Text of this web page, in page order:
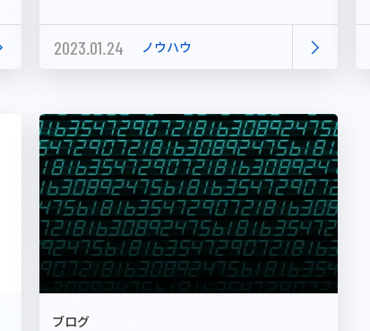
2023.01.24 ノウハウ
ブログ